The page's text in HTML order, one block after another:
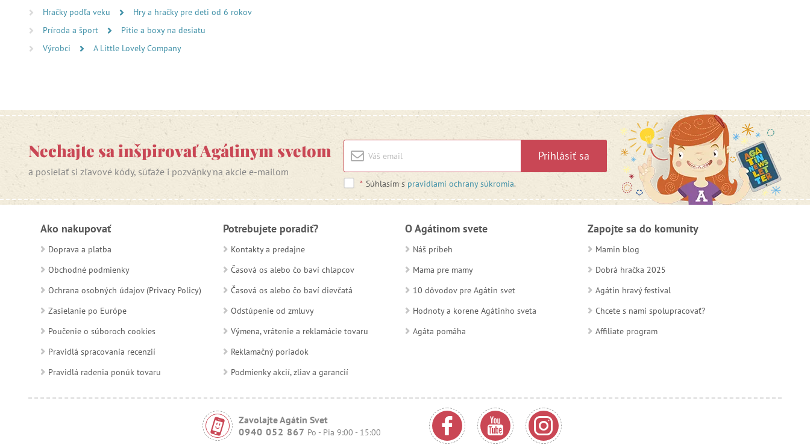
Hračky podľa veku
Hry a hračky pre deti od 6 rokov
Príroda a šport
Pitie a boxy na desiatu
Výrobci
A Little Lovely Company
Nechajte sa inšpirovať Agátinym svetom
a posielať si zľavové kódy, súťaže i pozvánky na akcie e-mailom
Prihlásiť sa
* Súhlasím s pravidlami ochrany súkromia.
Ako nakupovať
Doprava a platba
Obchodné podmienky
Ochrana osobných údajov (Privacy Policy)
Zasielanie po Európe
Poučenie o súboroch cookies
Pravidlá spracovania recenzií
Pravidlá radenia ponúk tovaru
Potrebujete poradiť?
Kontakty a predajne
Časová os alebo čo baví chlapcov
Časová os alebo čo baví dievčatá
Odstúpenie od zmluvy
Výmena, vrátenie a reklamácie tovaru
Reklamačný poriadok
Podmienky akcií, zliav a garancií
O Agátinom svete
Náš príbeh
Mama pre mamy
10 dôvodov pre Agátin svet
Hodnoty a korene Agátinho sveta
Agáta pomáha
Zapojte sa do komunity
Mamin blog
Dobrá hračka 2025
Agátin hravý festival
Chcete s nami spolupracovať?
Affiliate program
Zavolajte Agátin Svet
0940 052 867 Po - Pia 9:00 - 15:00